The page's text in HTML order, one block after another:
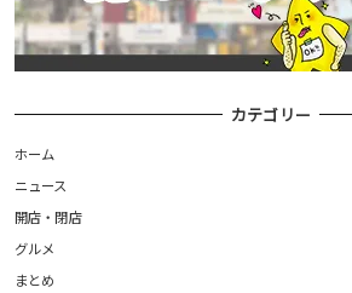
カテゴリー
ホーム
ニュース
開店・閉店
グルメ
まとめ